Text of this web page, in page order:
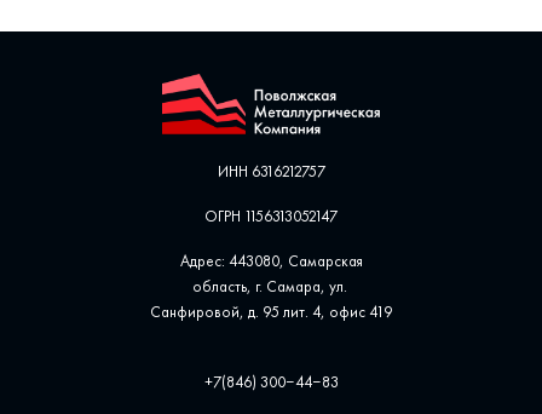
ИНН 6316212757
ОГРН 1156313052147
Адрес: 443080, Самарская
область, г. Самара, ул. ​
Санфировой, д. 95 лит. 4, офис ​419
+7(846) 300‒44‒83